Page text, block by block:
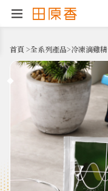
首頁>全系列產品>冷凍滴雞精